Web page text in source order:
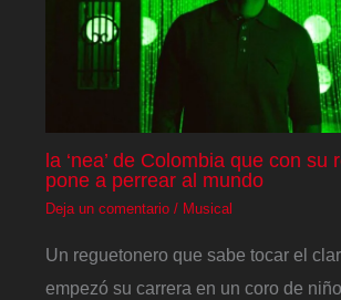
la ‘nea’ de Colombia que con su
pone a perrear al mundo
Deja un comentario / Musical
Un reguetonero que sabe tocar el
empezó su carrera en un coro de